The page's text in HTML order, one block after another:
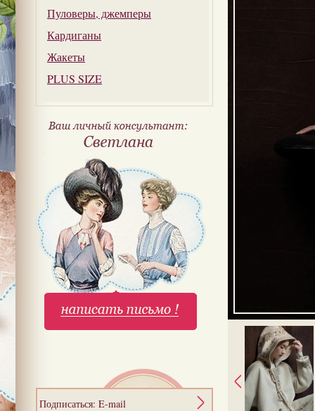
Пуловеры, джемперы
Кардиганы
Жакеты
PLUS SIZE
Подписаться: E-mail